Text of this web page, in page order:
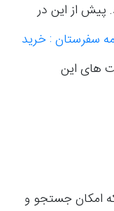
پیش از این در
سفرستان : خرید
های این
امکان جستجو و